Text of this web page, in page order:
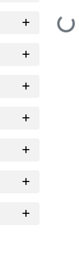
Loading...